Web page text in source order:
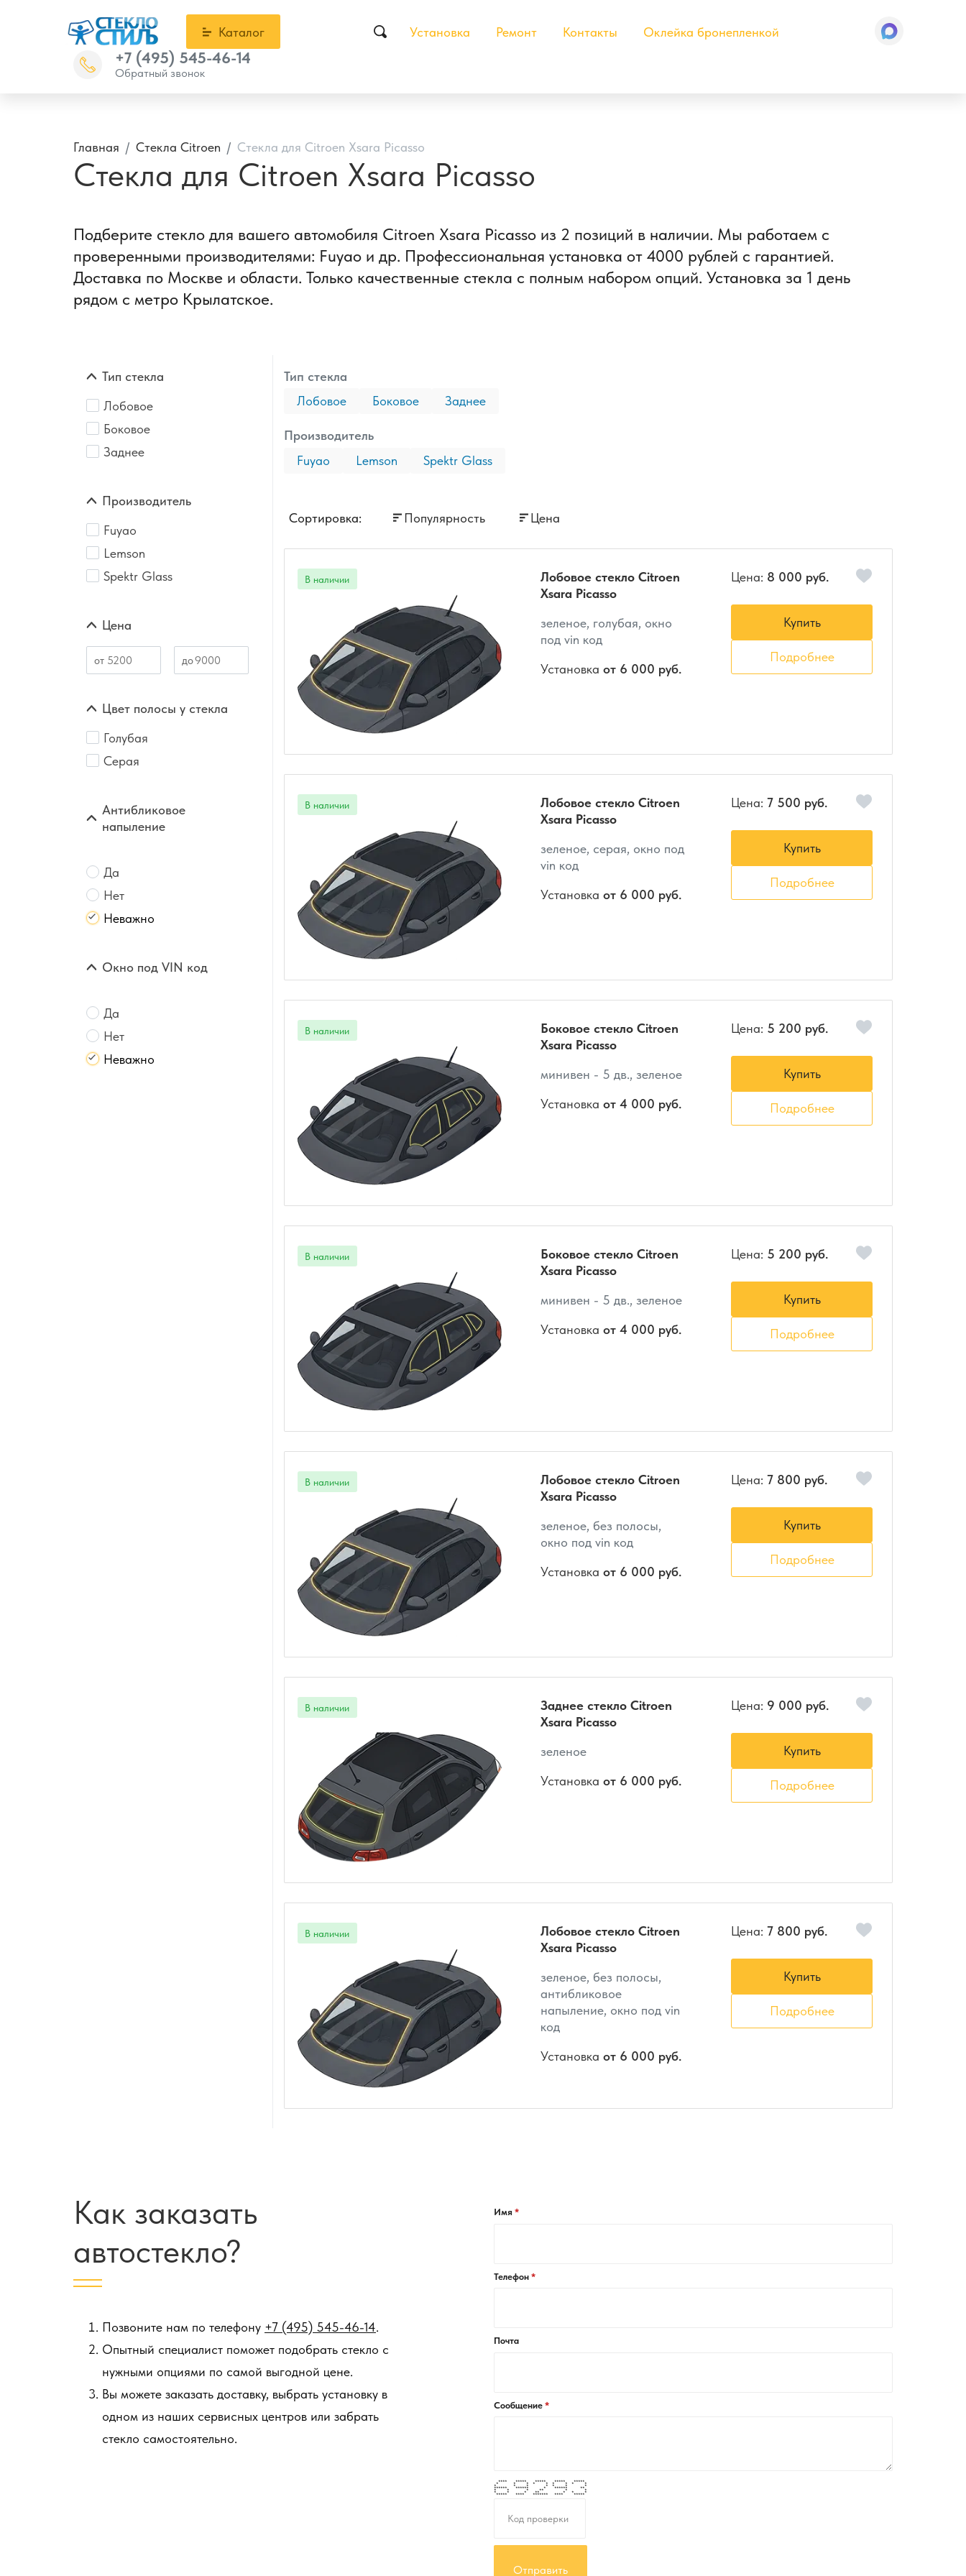
Каталог Установка Ремонт Контакты Оклейка бронепленкой
+7 (495) 545-46-14
Обратный звонок
Главная Стекла Citroen Стекла для Citroen Xsara Picasso
Стекла для Citroen Xsara Picasso
Подберите стекло для вашего автомобиля Citroen Xsara Picasso из 2 позиций в наличии. Мы работаем с
проверенными производителями: Fuyao и др. Профессиональная установка от 4000 рублей с гарантией.
Доставка по Москве и области. Только качественные стекла с полным набором опций. Установка за 1 день
рядом с метро Крылатское.
Тип стекла
Лобовое
Боковое
Заднее
Производитель
Fuyao
Lemson
Spektr Glass
Цена
Цвет полосы у стекла
Голубая
Серая
Антибликовое
напыление
Да
Нет
Неважно
Окно под VIN код
Да
Нет
Неважно
Тип стекла
Лобовое
Боковое Заднее
Производитель
Fuyao
Lemson Spektr Glass
Сортировка: Популярность Цена
Лобовое стекло Citroen
Xsara Picasso
зеленое, голубая, окно
под vin код
Установка от 6 000 руб.
Цена: 8 000 руб.
Купить
Подробнее
Лобовое стекло Citroen
Xsara Picasso
зеленое, серая, окно под
vin код
Установка от 6 000 руб.
Цена: 7 500 руб.
Купить
Подробнее
Боковое стекло Citroen
Xsara Picasso
минивен - 5 дв., зеленое
Установка от 4 000 руб.
Цена: 5 200 руб.
Купить
Подробнее
Боковое стекло Citroen
Xsara Picasso
минивен - 5 дв., зеленое
Установка от 4 000 руб.
Цена: 5 200 руб.
Купить
Подробнее
Лобовое стекло Citroen
Xsara Picasso
зеленое, без полосы,
окно под vin код
Установка от 6 000 руб.
Цена: 7 800 руб.
Купить
Подробнее
Заднее стекло Citroen
Xsara Picasso
зеленое
Установка от 6 000 руб.
Цена: 9 000 руб.
Купить
Подробнее
Лобовое стекло Citroen
Xsara Picasso
зеленое, без полосы,
антибликовое
напыление, окно под vin
код
Установка от 6 000 руб.
Цена: 7 800 руб.
Купить
Подробнее
Как заказать
автостекло?
Позвоните нам по телефону +7 (495) 545-46-14.
Опытный специалист поможет подобрать стекло с
нужными опциями по самой выгодной цене.
Вы можете заказать доставку, выбрать установку в
одном из наших сервисных центров или забрать
стекло самостоятельно.
Имя
Телефон
Почта
Сообщение
**** ***** ***** ***** *****
* * * * * * * * *
* * * * * * *
****** ****** * ****** **
* * * ** * *
* * * ** * * *
***** **** ******* **** *****